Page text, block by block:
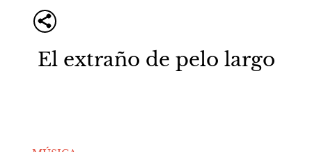
El extraño de pelo largo